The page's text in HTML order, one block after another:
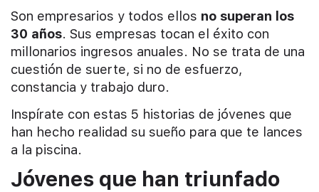
Son empresarios y todos ellos no superan los
30 años. Sus empresas tocan el éxito con
millonarios ingresos anuales. No se trata de una
cuestión de suerte, si no de esfuerzo,
constancia y trabajo duro.
Inspírate con estas 5 historias de jóvenes que
han hecho realidad su sueño para que te lances
a la piscina.
Jóvenes que han triunfado